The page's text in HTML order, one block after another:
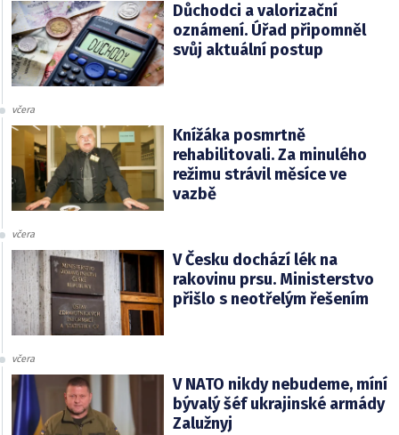
Důchodci a valorizační
oznámení. Úřad připomněl
svůj aktuální postup
včera
Knížáka posmrtně
rehabilitovali. Za minulého
režimu strávil měsíce ve
vazbě
včera
V Česku dochází lék na
rakovinu prsu. Ministerstvo
přišlo s neotřelým řešením
včera
V NATO nikdy nebudeme, míní
bývalý šéf ukrajinské armády
Zalužnyj